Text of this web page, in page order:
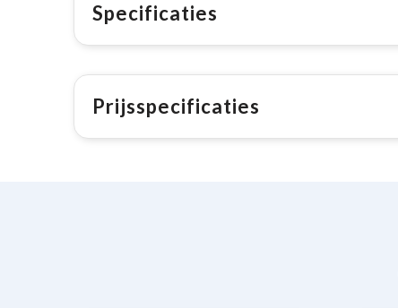
Specificaties
Prijsspecificaties